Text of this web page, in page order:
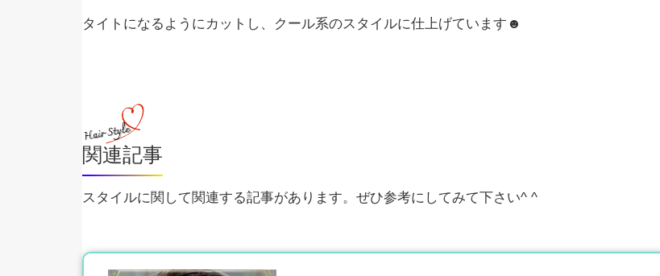
タイトになるようにカットし、クール系のスタイルに仕上げています☻
関連記事
スタイルに関して関連する記事があります。ぜひ参考にしてみて下さい^ ^